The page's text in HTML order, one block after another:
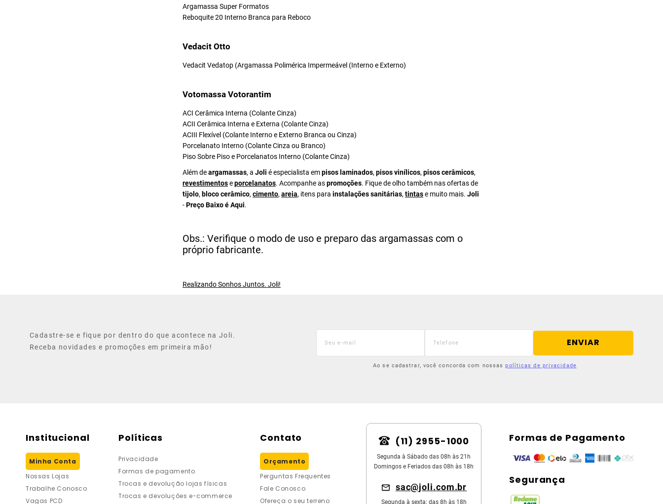
Argamassa Super Formatos
Reboquite 20 Interno Branca para Reboco
Vedacit Otto
Vedacit Vedatop (Argamassa Polimérica Impermeável (Interno e Externo)
Votomassa Votorantim
ACI Cerâmica Interna (Colante Cinza)
ACII Cerâmica Interna e Externa (Colante Cinza)
ACIII Flexível (Colante Interno e Externo Branca ou Cinza)
Porcelanato Interno (Colante Cinza ou Branco)
Piso Sobre Piso e Porcelanatos Interno (Colante Cinza)
Além deargamassas, a Joli é especialista empisos laminados, pisos vinílicos, pisos cerâmicos,
revestimentoseporcelanatos. Acompanhe aspromoções. Fique de olho também nas ofertas de
tijolo, bloco cerâmico, cimento, areia, itens para instalações sanitárias, tintase muito mais. Joli
-Preço Baixo é Aqui.
Obs.: Verifique o modo de uso e preparo das argamassas com o
próprio fabricante.
Realizando Sonhos Juntos. Joli!
Cadastre-se e fique por dentro do que acontece na Joli.
Receba novidades e promoções em primeira mão!
ENVIAR
Ao se cadastrar, você concorda com nossas políticas de privacidade
Institucional
Minha Conta
Nossas Lojas
Trabalhe Conosco
Vagas PCD
Políticas
Privacidade
Formas de pagamento
Trocas e devolução lojas físicas
Trocas e devoluções e-commerce
Contato
Orçamento
Perguntas Frequentes
Fale Conosco
Ofereça o seu terreno
(11) 2955-1000
Segunda à Sábado das 08h às 21h
Domingos e Feriados das 08h às 18h
sac@joli.com.br
Segunda à sexta: das 8h às 18h
Formas de Pagamento
Segurança